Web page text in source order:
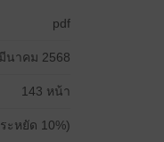
pdf
นาคม 2568
143 หน้า
ะหยัด 10%)